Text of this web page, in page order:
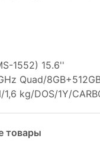
1552) 15.6''
Quad/
kg/DOS/1Y/
товары